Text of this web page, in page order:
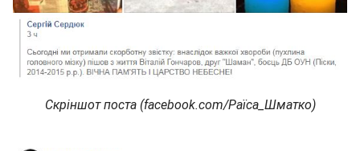
Скріншот поста (facebook.com/Раїса_Шматко)